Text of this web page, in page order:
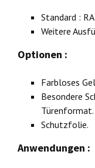
Standard :
Weitere
Optionen :
Farbloses
Besondere
Türenformat.
Schutzfolie.
Anwendungen :